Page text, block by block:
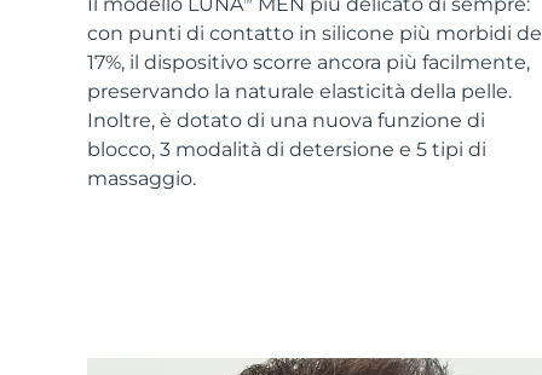
Il modello LUNA
MEN più delicato di sempre:
con punti di contatto in silicone più morbidi
17%, il dispositivo scorre ancora più facilmente,
preservando la naturale elasticità della pelle.
Inoltre, è dotato di una nuova funzione di
blocco, 3 modalità di detersione e 5 tipi di
massaggio.